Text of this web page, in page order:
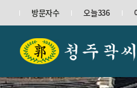
방문자수 오늘336